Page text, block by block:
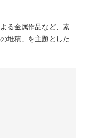
る金属作品など、素
堆積」を主題とした